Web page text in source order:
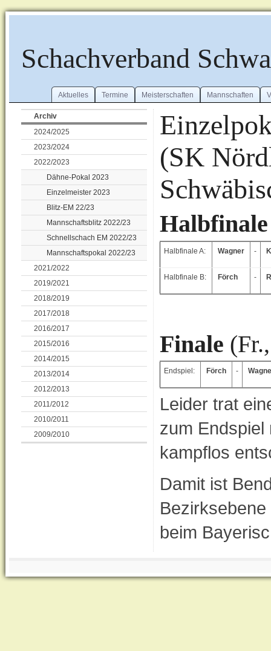
Schachverband
Aktuelles Termine Meisterschaften Mannschaften
Archiv
2024/2025
2023/2024
2022/2023
Dähne-Pokal 2023
Einzelmeister 2023
Blitz-EM 22/23
Mannschaftsblitz 2022/23
Schnellschach EM 2022/23
Mannschaftspokal 2022/23
2021/2022
2019/2021
2018/2019
2017/2018
2016/2017
2015/2016
2014/2015
2013/2014
2012/2013
2011/2012
2010/2011
2009/2010
(SK
Halbfinale
Halbfinale A: Wagner -
Halbfinale B: Förch -
Finale
Endspiel: Förch -
Leider trat
zum
kampflos
Damit ist
beim